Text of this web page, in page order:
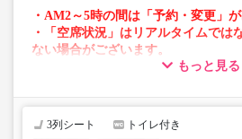
・AM2～5時の間は「予約・変更」が
・「空席状況」はリアルタイムでは
ない場合がございます。
・車両は予告なく変更となる場合が
で、あらかじめご了承ください。
もっと見る
3列シート トイレ付き